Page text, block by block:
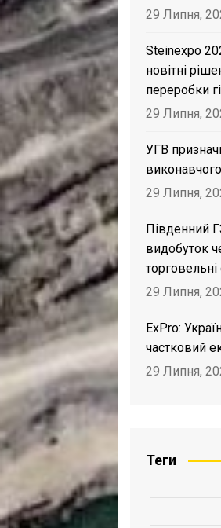
29 Липня,
Steinexpo
новітні
переробки
29 Липня,
УГВ
29 Липня,
Південний
видобуток
торговельні
29 Липня,
ExPro:
частковий
29 Липня,
Теги